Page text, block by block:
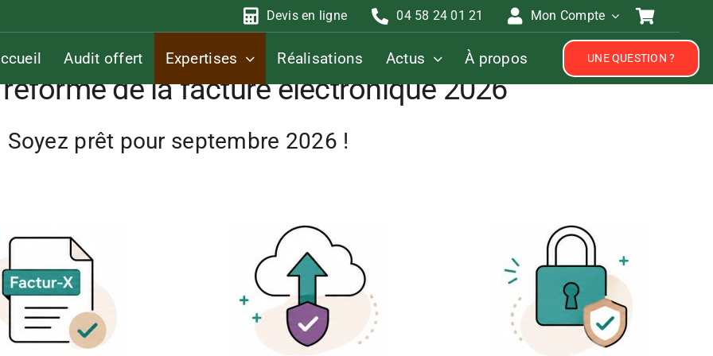
Devis en ligne 04 58 24 01 21 Mon Compte
Audit offert Expertises Réalisations Actus À propos UNE QUESTION ?
de la facture électronique 2026
Soyez prêt pour septembre 2026 !